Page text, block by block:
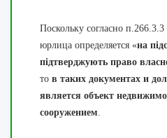
Поскольку согласно
юрлица определяется «на
підтверджують право
то в таких документах и
является объект
сооружением.